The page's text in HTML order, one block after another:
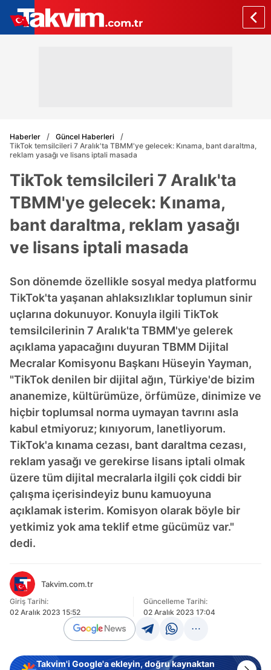
Haberler
Güncel Haberleri
TikTok temsilcileri 7 Aralık'ta TBMM'ye gelecek: Kınama, bant daraltma,
reklam yasağı ve lisans iptali masada
TikTok temsilcileri 7 Aralık'ta
TBMM'ye gelecek: Kınama,
bant daraltma, reklam yasağı
ve lisans iptali masada
Son dönemde özellikle sosyal medya platformu
TikTok'ta yaşanan ahlaksızlıklar toplumun sinir
uçlarına dokunuyor. Konuyla ilgili TikTok
temsilcilerinin 7 Aralık'ta TBMM'ye gelerek
açıklama yapacağını duyuran TBMM Dijital
Mecralar Komisyonu Başkanı Hüseyin Yayman,
"TikTok denilen bir dijital ağın, Türkiye'de bizim
ananemize, kültürümüze, örfümüze, dinimize ve
hiçbir toplumsal norma uymayan tavrını asla
kabul etmiyoruz; kınıyorum, lanetliyorum.
TikTok'a kınama cezası, bant daraltma cezası,
reklam yasağı ve gerekirse lisans iptali olmak
üzere tüm dijital mecralarla ilgili çok ciddi bir
çalışma içerisindeyiz bunu kamuoyuna
açıklamak isterim. Komisyon olarak böyle bir
yetkimiz yok ama teklif etme gücümüz var."
dedi.
Takvim.com.tr
Giriş Tarihi:
02 Aralık 2023 15:52
Güncelleme Tarihi:
02 Aralık 2023 17:04
Takvim'i Google'a ekleyin, doğru kaynaktan